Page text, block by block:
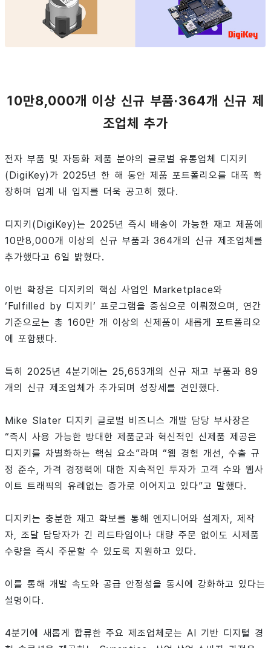
10만8,000개 이상 신규 부품·364개 신규 제
조업체 추가
전자 부품 및 자동화 제품 분야의 글로벌 유통업체 디지키
(DigiKey)가 2025년 한 해 동안 제품 포트폴리오를 대폭 확
장하며 업계 내 입지를 더욱 공고히 했다.
디지키(DigiKey)는 2025년 즉시 배송이 가능한 재고 제품에
10만8,000개 이상의 신규 부품과 364개의 신규 제조업체를
추가했다고 6일 밝혔다.
이번 확장은 디지키의 핵심 사업인 Marketplace와
‘Fulfilled by 디지키’ 프로그램을 중심으로 이뤄졌으며, 연간
기준으로는 총 160만 개 이상의 신제품이 새롭게 포트폴리오
에 포함됐다.
특히 2025년 4분기에는 25,653개의 신규 재고 부품과 89
개의 신규 제조업체가 추가되며 성장세를 견인했다.
Mike Slater 디지키 글로벌 비즈니스 개발 담당 부사장은
“즉시 사용 가능한 방대한 제품군과 혁신적인 신제품 제공은
디지키를 차별화하는 핵심 요소”라며 “웹 경험 개선, 수출 규
정 준수, 가격 경쟁력에 대한 지속적인 투자가 고객 수와 웹사
이트 트래픽의 유례없는 증가로 이어지고 있다”고 말했다.
디지키는 충분한 재고 확보를 통해 엔지니어와 설계자, 제작
자, 조달 담당자가 긴 리드타임이나 대량 주문 없이도 시제품
수량을 즉시 주문할 수 있도록 지원하고 있다.
이를 통해 개발 속도와 공급 안정성을 동시에 강화하고 있다는
설명이다.
4분기에 새롭게 합류한 주요 제조업체로는 AI 기반 디지털 경